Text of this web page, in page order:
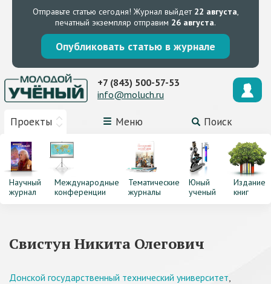
Отправьте статью сегодня! Журнал выйдет 22 августа,
печатный экземпляр отправим 26 августа.
Опубликовать статью в журнале
Проекты Меню Поиск
+7 (843) 500-57-53
info@moluch.ru
Научный
журнал
Международные
конференции
Тематические
журналы
Юный
ученый
Издание
книг
Свистун Никита Олегович
Донской государственный технический университет,